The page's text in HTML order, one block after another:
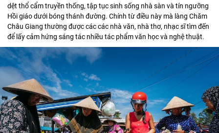
dệt thổ cẩm truyền thống, tập tục sinh sống nhà sàn và tín ngưỡng
Hồi giáo dưới bóng thánh đường. Chính từ điều này mà làng Chăm
Châu Giang thường được các các nhà văn, nhà thơ, nhạc sĩ tìm đến
để lấy cảm hứng sáng tác nhiều tác phẩm văn học và nghệ thuật.